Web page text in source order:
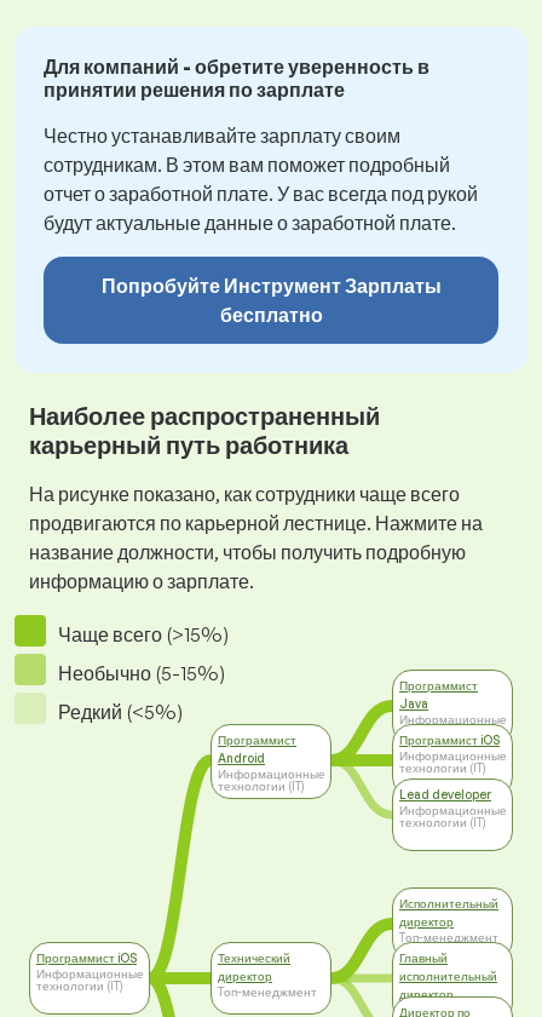
Для компаний - обретите уверенность в
принятии решения по зарплате
Честно устанавливайте зарплату своим
сотрудникам. В этом вам поможет подробный
отчет о заработной плате. У вас всегда под рукой
будут актуальные данные о заработной плате.
Попробуйте Инструмент Зарплаты
бесплатно
Наиболее распространенный
карьерный путь работника
На рисунке показано, как сотрудники чаще всего
продвигаются по карьерной лестнице. Нажмите на
название должности, чтобы получить подробную
информацию о зарплате.
Чаще всего (>15%)
Необычно (5-15%)
Редкий (<5%)
Программист iOS
Информационные
технологии (IT)
Программист
Android
Информационные
технологии (IT)
Технический
директор
Tоп-менеджмент
Программист
Java
Информационные
технологии (IT)
Программист iOS
Информационные
технологии (IT)
Lead developer
Информационные
технологии (IT)
Исполнительный
директор
Tоп-менеджмент
Главный
исполнительный
директор
Tоп-менеджмент
Директор по